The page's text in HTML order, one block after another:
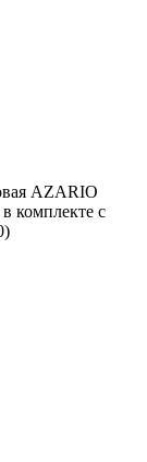
AZARIO
комплекте с